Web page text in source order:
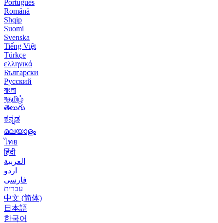
Português
Română
Shqip
Suomi
Svenska
Tiếng Việt
Türkçe
ελληνικά
Български
Русский
বাংলা
বதமிழ்
తెలుగు
ಕನ್ನಡ
മലയാളം
ไทย
हिंदी
العربية
اردو
فارسی
עִברִית
中文 (简体)
日本語
한국어